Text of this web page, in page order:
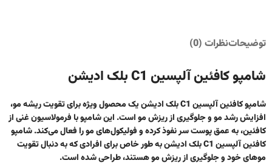
توضیحاتنظرات (0)
شامپو کافئین آلپسین C1 بلک ادیشن
شامپو کافئین آلپسین C1 بلک ادیشن
یک محصول ویژه برای تقویت ریشه مو،
افزایش رشد مو و جلوگیری از ریزش مو است. این شامپو با فرمولاسیون غنی از
کافئین، به عمق پوست سر نفوذ کرده و فولیکول‌های مو را فعال می‌کند. شامپو
کافئین آلپسین C1 بلک ادیشن به طور خاص برای افرادی که به دنبال تقویت
موهای خود و جلوگیری از ریزش مو هستند، طراحی شده است.